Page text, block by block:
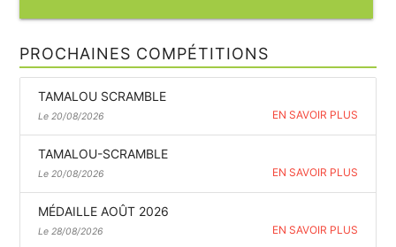
PROCHAINES COMPÉTITIONS
TAMALOU SCRAMBLE
Le 20/08/2026 EN SAVOIR PLUS
TAMALOU-SCRAMBLE
Le 20/08/2026 EN SAVOIR PLUS
MÉDAILLE AOÛT 2026
Le 28/08/2026 EN SAVOIR PLUS